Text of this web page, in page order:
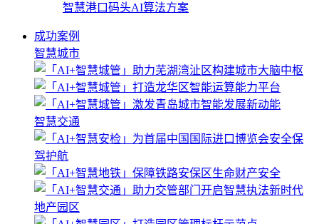
智慧港口码头AI算法方案
成功案例
智慧城市
智慧交通
地产园区